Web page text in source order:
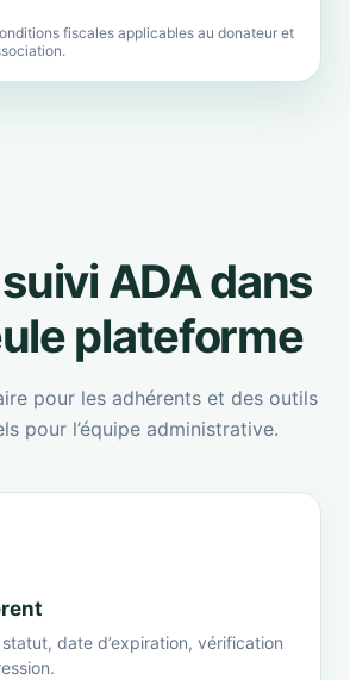
fiscales applicables au donateur et
ADA dans
plateforme
pour les adhérents et des outils
pour l’équipe administrative.
date d’expiration, vérification